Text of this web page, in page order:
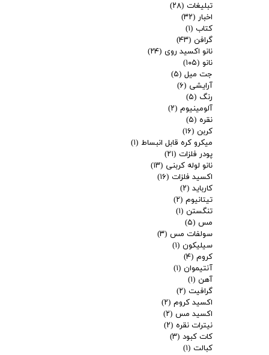
تبلیغات (۲۸)
اخبار (۳۲)
کتاب (۱)
گرافن (۴۳)
نانو اکسید روی (۲۴)
نانو (۱۰۵)
جت میل (۵)
آرایشی (۶)
رنگ (۵)
آلومینیوم (۲)
نقره (۵)
کربن (۱۶)
میکرو کره قابل انبساط (۱)
پودر فلزات (۲۱)
نانو لوله کربنی (۱۳)
اکسید فلزات (۱۶)
کارباید (۲)
تیتانیوم (۲)
تنگستن (۱)
مس (۵)
سولفات مس (۳)
سیلیکون (۱)
کروم (۴)
آنتیموان (۱)
آهن (۱)
گرافیت (۲)
اکسید کروم (۲)
اکسید مس (۲)
نیترات نقره (۲)
کات کبود (۳)
کبالت (۱)